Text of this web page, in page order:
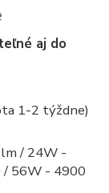
aj do
1-2 týždne)
/ 24W -
56W - 4900